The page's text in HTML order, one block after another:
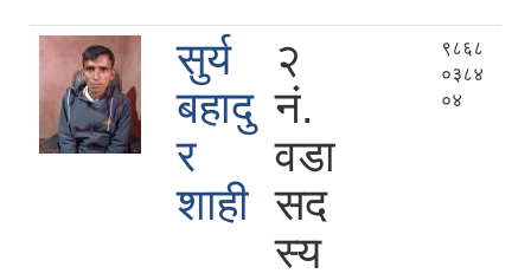
सुर्य
बहादु
र
शाही
२
नं.
वडा
सद
स्य
९८६८
०३८४
०४